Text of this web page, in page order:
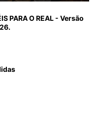
PARA O REAL - Versão